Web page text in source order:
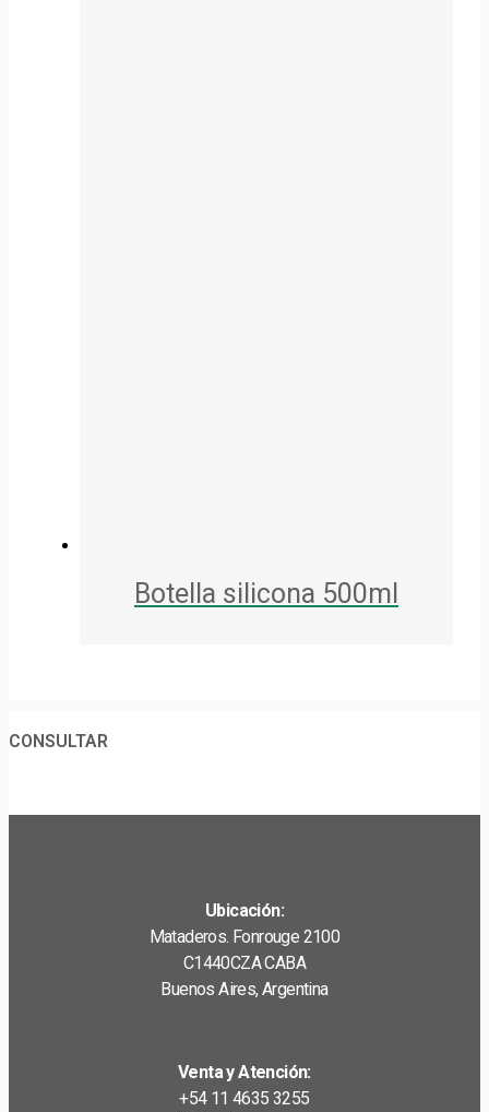
Botella silicona 500ml
CONSULTAR
Ubicación:
Mataderos. Fonrouge 2100
C1440CZA CABA
Buenos Aires, Argentina
Venta y Atención:
+54 11 4635 3255